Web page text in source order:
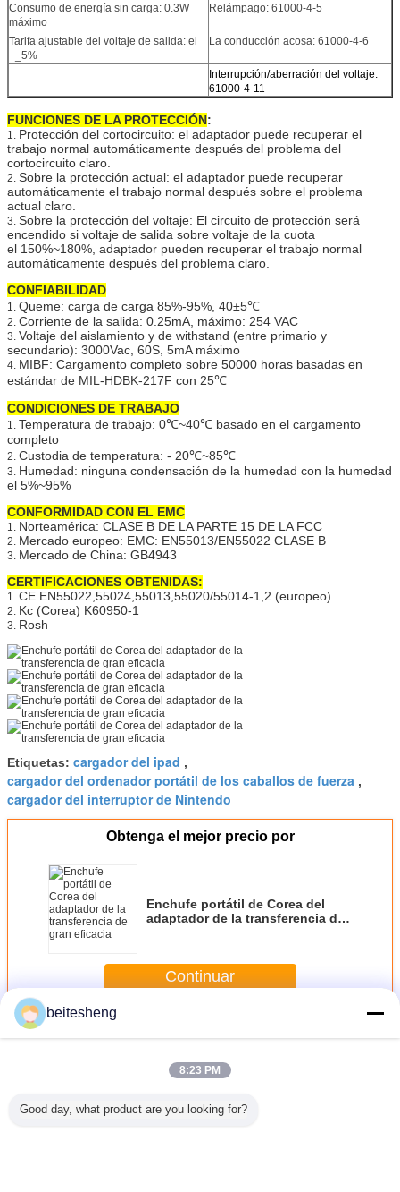
Consumo de energía sin carga: 0.3W
máximo
Relámpago: 61000-4-5
Tarifa ajustable del voltaje de salida: el
+_5%
La conducción acosa: 61000-4-6
Interrupción/aberración del voltaje:
61000-4-11
FUNCIONES DE LA PROTECCIÓN:
1. Protección del cortocircuito: el adaptador puede recuperar el
trabajo normal automáticamente después del problema del
cortocircuito claro.
2. Sobre la protección actual: el adaptador puede recuperar
automáticamente el trabajo normal después sobre el problema
actual claro.
3. Sobre la protección del voltaje: El circuito de protección será
encendido si voltaje de salida sobre voltaje de la cuota
el 150%~180%, adaptador pueden recuperar el trabajo normal
automáticamente después del problema claro.
CONFIABILIDAD
1. Queme: carga de carga 85%-95%, 40±5℃
2. Corriente de la salida: 0.25mA, máximo: 254 VAC
3. Voltaje del aislamiento y de withstand (entre primario y
secundario): 3000Vac, 60S, 5mA máximo
4. MIBF: Cargamento completo sobre 50000 horas basadas en
estándar de MIL-HDBK-217F con 25℃
CONDICIONES DE TRABAJO
1. Temperatura de trabajo: 0℃~40℃ basado en el cargamento
completo
2. Custodia de temperatura: - 20℃~85℃
3. Humedad: ninguna condensación de la humedad con la humedad
el 5%~95%
CONFORMIDAD CON EL EMC
1. Norteamérica: CLASE B DE LA PARTE 15 DE LA FCC
2. Mercado europeo: EMC: EN55013/EN55022 CLASE B
3. Mercado de China: GB4943
CERTIFICACIONES OBTENIDAS:
1. CE EN55022,55024,55013,55020/55014-1,2 (europeo)
2. Kc (Corea) K60950-1
3. Rosh
Etiquetas: cargador del ipad ,
cargador del ordenador portátil de los caballos de fuerza ,
cargador del interruptor de Nintendo
Obtenga el mejor precio por
Enchufe portátil de Corea del
adaptador de la transferencia de
Continuar
MásCambio de adaptadores de corriente
beitesheng
8:23 PM
Good day, what product are you looking for?